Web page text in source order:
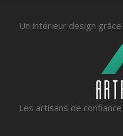
Un intérieur design
Les artisans de